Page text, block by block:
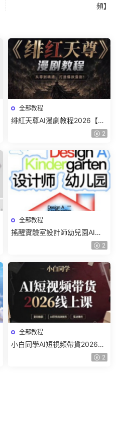
頻】
全部教程
绯紅天尊AI漫劇教程2026【畫
2
全部教程
搖醒實驗室設計師幼兒園AI軟
件基礎課2025【畫質不錯有素
2
全部教程
小白同學AI短視頻帶貨2026線
2